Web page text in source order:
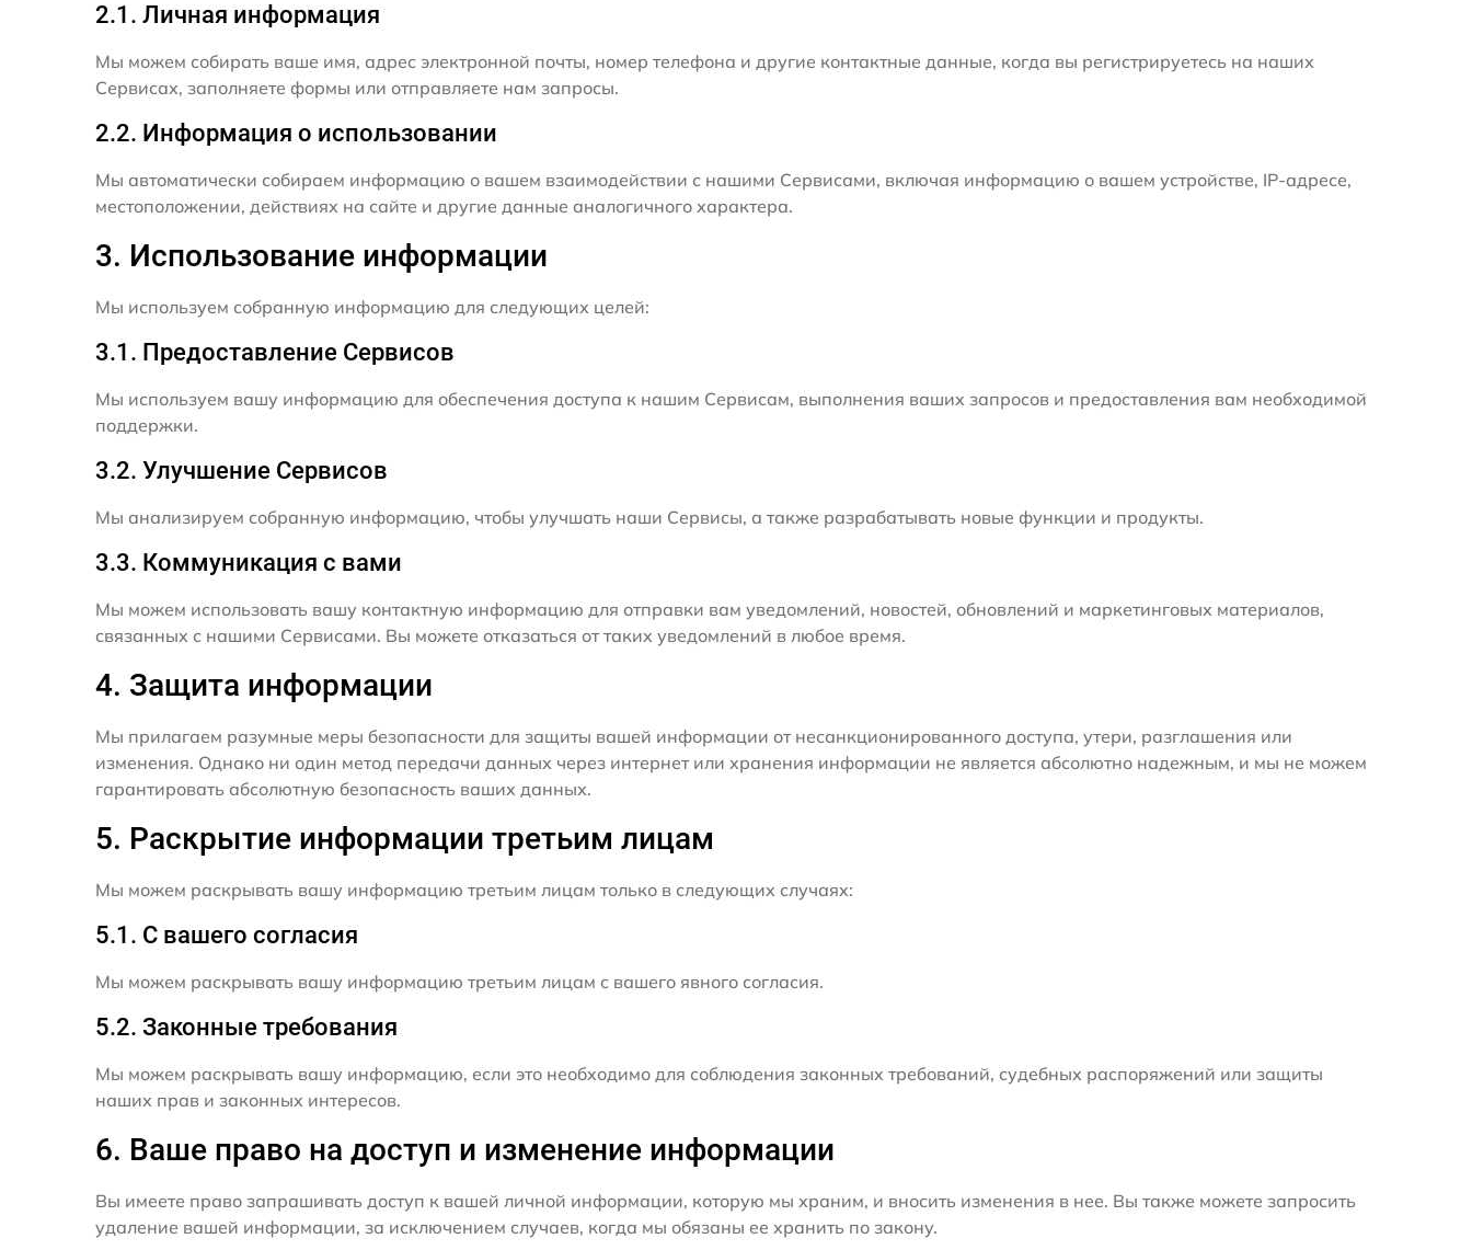
2.1. Личная информация
Мы можем собирать ваше имя, адрес электронной почты, номер телефона и другие контактные данные, когда вы регистрируетесь на наших
Сервисах, заполняете формы или отправляете нам запросы.
2.2. Информация о использовании
Мы автоматически собираем информацию о вашем взаимодействии с нашими Сервисами, включая информацию о вашем устройстве, IP-адресе,
местоположении, действиях на сайте и другие данные аналогичного характера.
3. Использование информации
Мы используем собранную информацию для следующих целей:
3.1. Предоставление Сервисов
Мы используем вашу информацию для обеспечения доступа к нашим Сервисам, выполнения ваших запросов и предоставления вам необходимой
поддержки.
3.2. Улучшение Сервисов
Мы анализируем собранную информацию, чтобы улучшать наши Сервисы, а также разрабатывать новые функции и продукты.
3.3. Коммуникация с вами
Мы можем использовать вашу контактную информацию для отправки вам уведомлений, новостей, обновлений и маркетинговых материалов,
связанных с нашими Сервисами. Вы можете отказаться от таких уведомлений в любое время.
4. Защита информации
Мы прилагаем разумные меры безопасности для защиты вашей информации от несанкционированного доступа, утери, разглашения или
изменения. Однако ни один метод передачи данных через интернет или хранения информации не является абсолютно надежным, и мы не можем
гарантировать абсолютную безопасность ваших данных.
5. Раскрытие информации третьим лицам
Мы можем раскрывать вашу информацию третьим лицам только в следующих случаях:
5.1. С вашего согласия
Мы можем раскрывать вашу информацию третьим лицам с вашего явного согласия.
5.2. Законные требования
Мы можем раскрывать вашу информацию, если это необходимо для соблюдения законных требований, судебных распоряжений или защиты
наших прав и законных интересов.
6. Ваше право на доступ и изменение информации
Вы имеете право запрашивать доступ к вашей личной информации, которую мы храним, и вносить изменения в нее. Вы также можете запросить
удаление вашей информации, за исключением случаев, когда мы обязаны ее хранить по закону.